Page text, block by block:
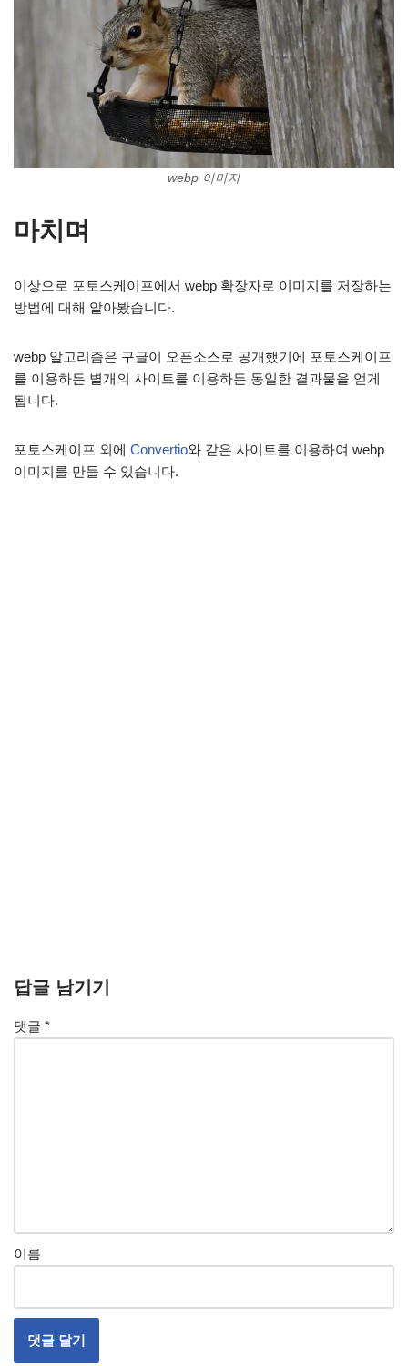
webp 이미지
마치며
이상으로 포토스케이프에서 webp 확장자로 이미지를 저장하는
방법에 대해 알아봤습니다.
webp 알고리즘은 구글이 오픈소스로 공개했기에 포토스케이프
를 이용하든 별개의 사이트를 이용하든 동일한 결과물을 얻게
됩니다.
포토스케이프 외에 Convertio와 같은 사이트를 이용하여 webp
이미지를 만들 수 있습니다.
답글 남기기
댓글 *
이름